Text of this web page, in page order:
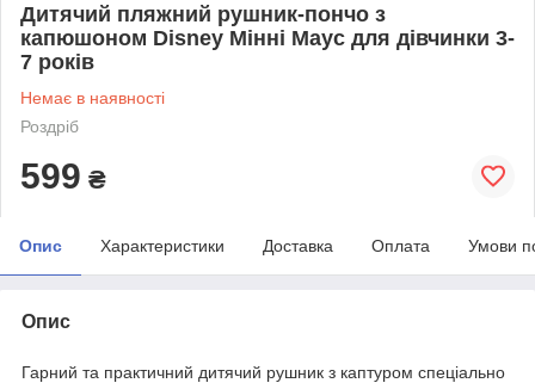
Дитячий пляжний рушник-пончо з
капюшоном Disney Мінні Маус для дівчинки 3-
7 років
Немає в наявності
Роздріб
599 ₴
Опис Характеристики Доставка Оплата Умови
Опис
Гарний та практичний дитячий рушник з каптуром спеціально